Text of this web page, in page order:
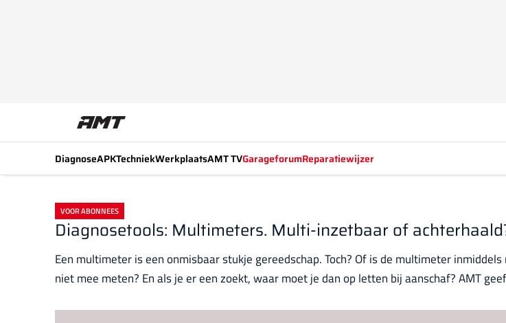
DiagnoseAPKTechniekWerkplaatsAMT TVGarageforumReparatiewijzer
VOOR ABONNEES
Diagnosetools: Multimeters. Multi-inzetbaar of
Een multimeter is een onmisbaar stukje gereedschap. Toch? Of is de multimeter
niet mee meten? En als je er een zoekt, waar moet je dan op letten bij aanschaf? AMT